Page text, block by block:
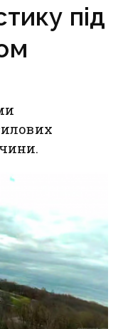
під